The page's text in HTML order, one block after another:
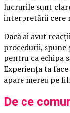
lucrurile sunt
interpretării cere
Dacă ai avut
procedurii, spune
pentru ca echipa
Experiența ta
apare mereu pe
De ce